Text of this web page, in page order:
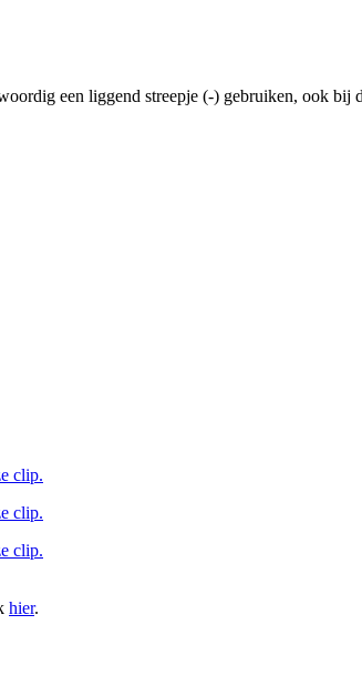
een liggend streepje (-) gebruiken, ook bij
clip.
clip.
clip.
hier.